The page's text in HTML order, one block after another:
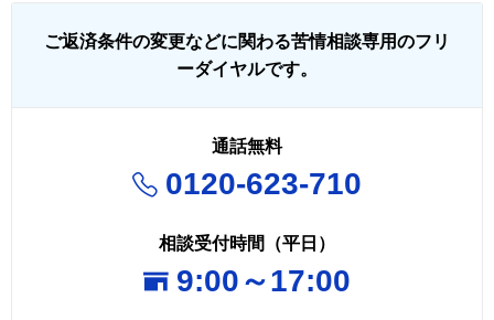
ご返済条件の変更などに関わる苦情相談専用のフリ
ーダイヤルです。
通話無料
0120-623-710
相談受付時間（平日）
9:00～17:00